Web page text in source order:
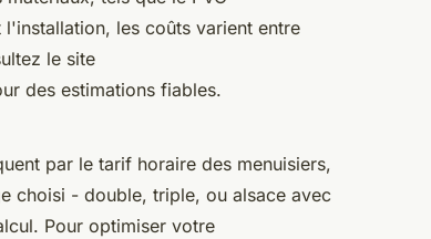
les coûts varient entre
le site
des estimations fiables.
par le tarif horaire des menuisiers,
choisi - double, triple, ou alsace avec
Pour optimiser votre